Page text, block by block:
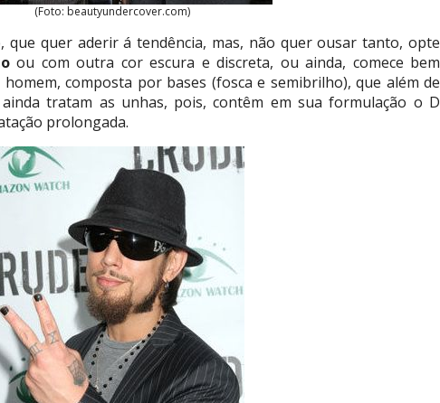
(Foto: beautyundercover.com)
que quer aderir á tendência, mas, não quer ousar tanto, opte
ou com outra cor escura e discreta, ou ainda, comece bem
composta por bases (fosca e semibrilho), que além de
tratam as unhas, pois, contêm em sua formulação o D
prolongada.